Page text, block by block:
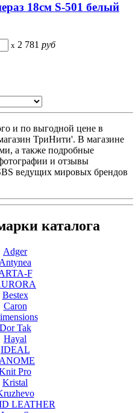
18см S-501 белый
x 2 781 руб
и по выгодной цене в
ТриНити'. В магазине
а также подробные
и отзывы
ведущих мировых брендов
каталога
Adger
Antynea
F
Bestex
Caron
Dor Tak
Hayal
IDEAL
Pro
Kristal
LEATHER